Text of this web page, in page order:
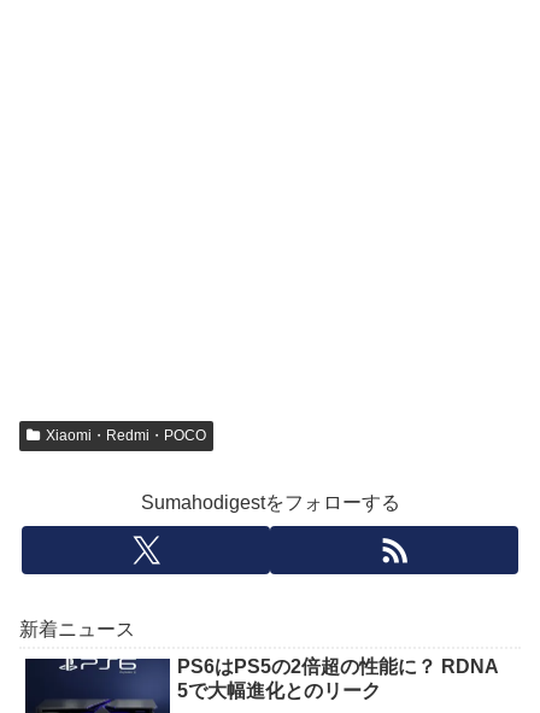
Xiaomi・Redmi・POCO
Sumahodigestをフォローする
新着ニュース
PS6はPS5の2倍超の性能に？ RDNA
5で大幅進化とのリーク